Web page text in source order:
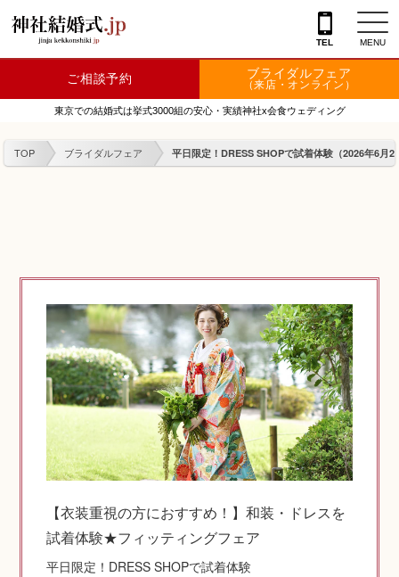
TEL MENU
神社を探す
会場を探す
衣裳
特典
フォトプラン
TOKIWAKEプラン
相談カウンター
神社結婚式のいろいろ
ご相談予約 ブライダルフェア
（来店・オンライン）
東京での結婚式は挙式3000組の安心・実績神社x会食ウェディング
TOP ブライダルフェア 平日限定！DRESS SHOPで試着体験（2026年6月
【衣装重視の方におすすめ！】和装・ドレスを
試着体験★フィッティングフェア
平日限定！DRESS SHOPで試着体験